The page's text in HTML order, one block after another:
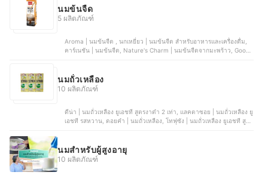
จืด Barista Blend
นมข้นจืด
5 ผลิตภัณฑ์
Aroma | นมข้นจืด , นกเหยี่ยว | นมข้นจืด สำหรับอาหารและเครื่องดื่ม,
คาร์เนชัน | นมข้นจืด, Nature's Charm | นมข้นจืดจากมะพร้าว, Good
นมถั่วเหลือง
10 ผลิตภัณฑ์
ดีน่า | นมถั่วเหลือง ยูเอชที สูตรงาดำ 2 เท่า, แลคตาซอย | นมถั่วเหลือง ยู
เอชที รสหวาน, ดอยคำ | นมถั่วเหลือง, โทฟุซัง | นมถั่วเหลือง ยูเอชที สูตร
นมสำหรับผู้สูงอายุ
10 ผลิตภัณฑ์